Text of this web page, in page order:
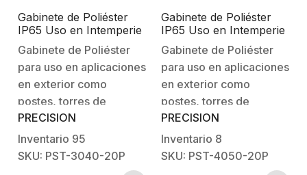
Gabinete de Poliéster
IP65 Uso en Intemperie
(300 x 400 x 200 mm)
con Placa Trasera
Interior (Incluye Chapa
y Llave).
Gabinete de Poliéster
para uso en aplicaciones
en exterior como
postes, torres de
telecomunicación o
pared donde no se
cuente con protección
PRECISION
Inventario 95
SKU: PST-3040-20P
Gabinete de Poliéster
IP65 Uso en Intemperie
(400 x 500 x 200 mm)
con Placa Trasera
Interior (Incluye Chapa
y Llave).
Gabinete de Poliéster
para uso en aplicaciones
en exterior como
postes, torres de
telecomunicación o
pared donde no se
cuente con protección
PRECISION
Inventario 8
SKU: PST-4050-20P